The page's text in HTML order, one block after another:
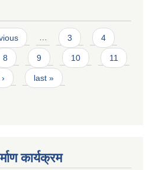
… 3 4
8 9 10 11
last »
कार्यक्रम